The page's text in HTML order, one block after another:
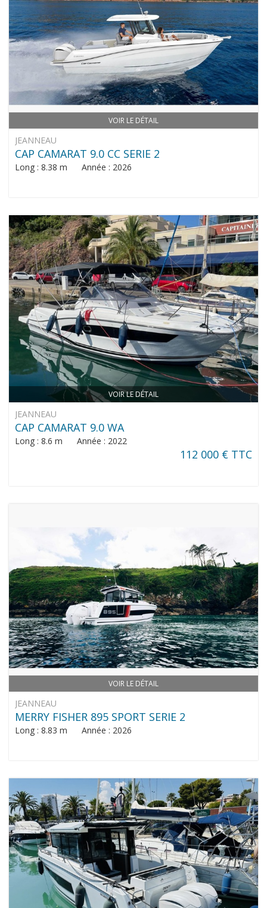
VOIR LE DÉTAIL
JEANNEAU
CAP CAMARAT 9.0 CC SERIE 2
Long : 8.38 m Année : 2026
VOIR LE DÉTAIL
JEANNEAU
CAP CAMARAT 9.0 WA
Long : 8.6 m Année : 2022
112 000 € TTC
VOIR LE DÉTAIL
JEANNEAU
MERRY FISHER 895 SPORT SERIE 2
Long : 8.83 m Année : 2026